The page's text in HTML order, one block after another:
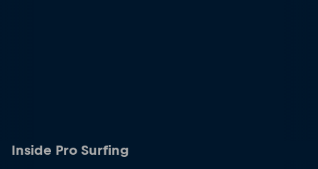
Inside Pro Surfing